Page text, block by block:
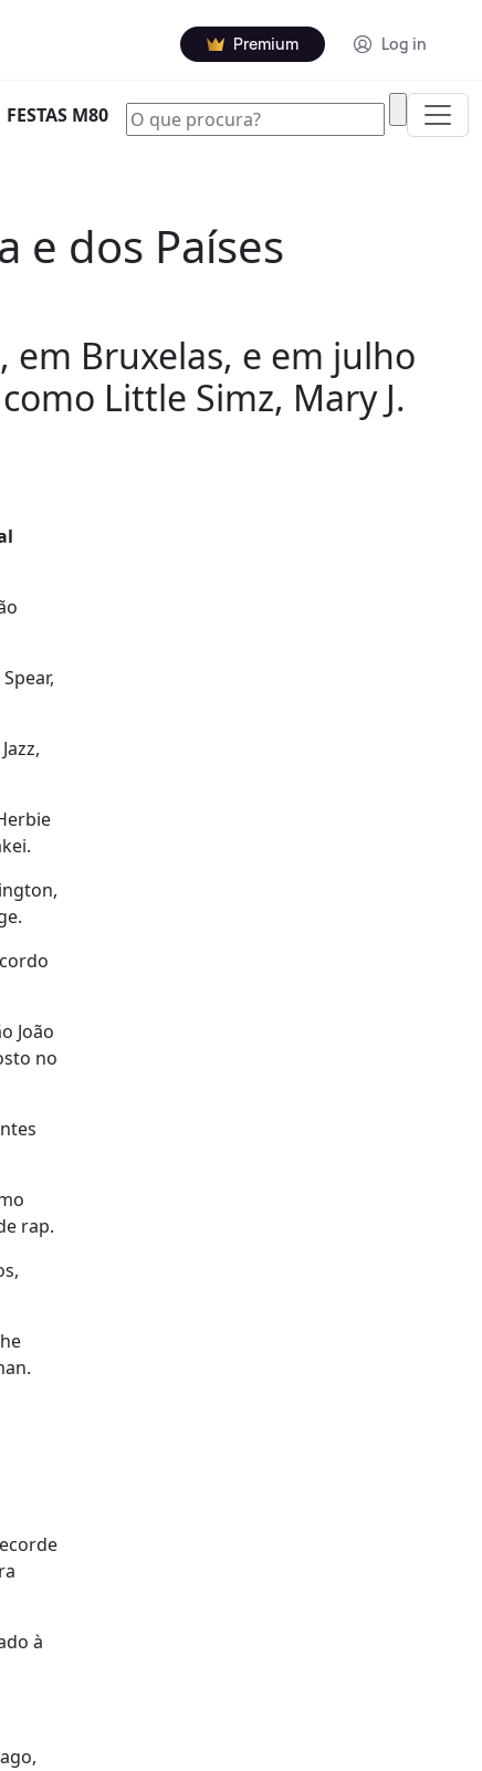
Premium Log in
FESTAS M80
e dos Países
Bruxelas, e em julho
Little Simz, Mary J.
João
no
rap.
à